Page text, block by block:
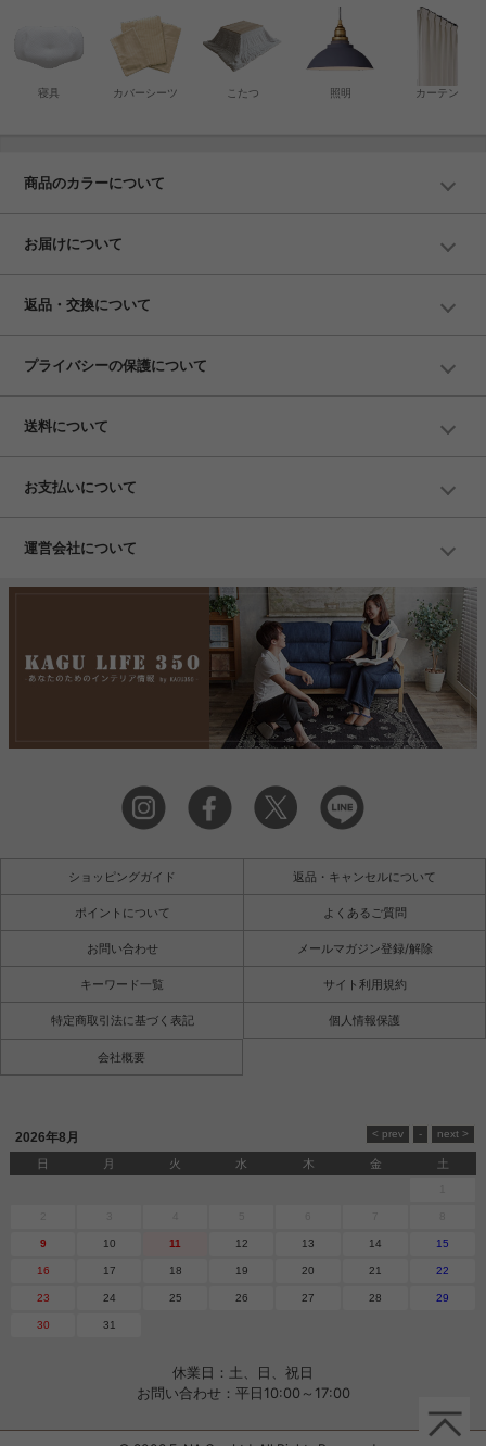
寝具 カバーシーツ こたつ カーテン
照明
商品のカラーについて
お届けについて
返品・交換について
プライバシーの保護について
送料について
お支払いについて
運営会社について
ショッピングガイド 返品・キャンセルについて
ポイントについて よくあるご質問
お問い合わせ メールマガジン登録/解除
キーワード一覧 サイト利用規約
特定商取引法に基づく表記 個人情報保護
会社概要
2026年8月
日 月 火 水 木 金 土
9 10 11 12 13 14 15
16 17 18 19 20 21 22
23 24 25 26 27 28 29
30 31
休業日：土、日、祝日
お問い合わせ：平日10:00～17:00